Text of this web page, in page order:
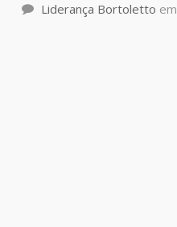
Liderança Bortoletto em